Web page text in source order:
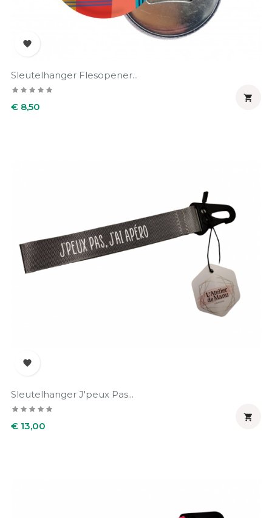

Sleutelhanger Flesopener...
Prijs
€ 8,50


Sleutelhanger J'peux Pas...
Prijs
€ 13,00
